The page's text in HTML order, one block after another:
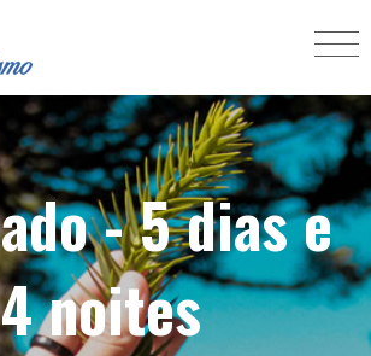
- 5 dias e
4 noites